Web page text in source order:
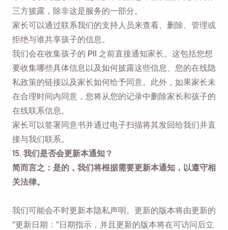
三方披露，除非这是服务的一部分。
家长可以通过联系我们的支持人员来查看、删除、管理或
拒绝与谁共享孩子的信息。
我们会在收集孩子的 PII 之前直接通知家长。这包括您想
要收集哪些具体信息以及如何披露这些信息、您的在线隐
私政策的链接以及家长如何给予同意。此外，如果家长未
在合理时间内同意，您将从您的记录中删除家长和孩子的
在线联系信息。
家长可以签署同意书并通过电子扫描将其发回给我们并直
接与我们联系。
15. 我们是否会更新本通知？
简而言之：是的，我们将根据需要更新本通知，以遵守相
关法律。
我们可能会不时更新本隐私声明。更新的版本将由更新的
“更新日期：”日期指示，并且更新的版本将在可访问后立